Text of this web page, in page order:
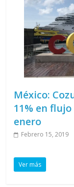
México:
11% en
enero
Febrero 15, 2019
Ver más